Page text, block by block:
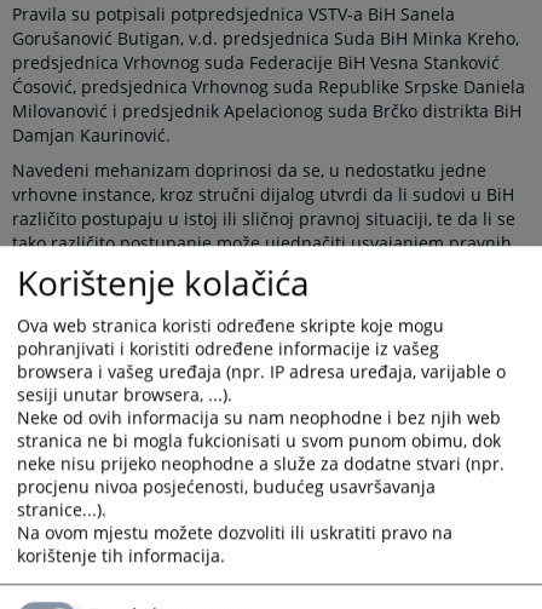
Pravila su potpisali potpredsjednica VSTV-a BiH Sanela
Gorušanović Butigan, v.d. predsjednica Suda BiH Minka Kreho,
predsjednica Vrhovnog suda Federacije BiH Vesna Stanković
Ćosović, predsjednica Vrhovnog suda Republike Srpske Daniela
Milovanović i predsjednik Apelacionog suda Brčko distrikta BiH
Damjan Kaurinović.
Navedeni mehanizam doprinosi da se, u nedostatku jedne
vrhovne instance, kroz stručni dijalog utvrdi da li sudovi u BiH
različito postupaju u istoj ili sličnoj pravnoj situaciji, te da li se
tako različito postupanje može ujednačiti usvajanjem pravnih
shvatanja na nivou sudova najviše instance. Javno objavljivanje
ovih shvatanja omogućava građanima i njihovim zastupnicima
korištenje istih prilikom ostvarivanja svojih prava pred sudom,
čime mogu osigurati veću pravnu sigurnost i jednakost pred
zakonom, bez obzira u kom dijelu države žive.
Novi koncept rada Panela predviđa održavanje većeg broja
sastanaka tokom godine, najmanje po jednog iz oblasti
krivičnog, građanskog i upravnog prava. Teme za sastanke
dogovaraju se na pripremnom sastanku, koji se održava
početkom svake kalendarske godine u prostorijama VSTV-a BiH.
Sastanci Panela se potom organizuju u sudovima najviše
instance, čime je napravljen iskorak u odnosu na raniju praksu
kada su se svi sastanci održavali isključivo u VSTV-u BiH.
Korištenje kolačića
Ova web stranica koristi određene skripte koje mogu
pohranjivati i koristiti određene informacije iz vašeg
browsera i vašeg uređaja (npr. IP adresa uređaja, varijable o
sesiji unutar browsera, ...).
Neke od ovih informacija su nam neophodne i bez njih web
stranica ne bi mogla fukcionisati u svom punom obimu, dok
neke nisu prijeko neophodne a služe za dodatne stvari (npr.
procjenu nivoa posjećenosti, budućeg usavršavanja
stranice...).
Na ovom mjestu možete dozvoliti ili uskratiti pravo na
korištenje tih informacija.